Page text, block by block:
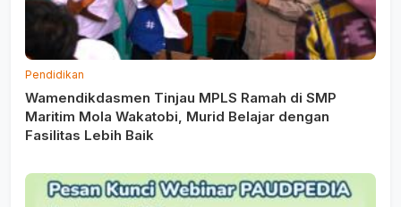
Pendidikan
Wamendikdasmen Tinjau MPLS Ramah di SMP
Maritim Mola Wakatobi, Murid Belajar dengan
Fasilitas Lebih Baik